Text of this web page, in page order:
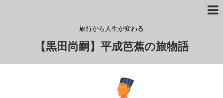
旅行から人生が変わる
【黒田尚嗣】平成芭蕉の旅物語